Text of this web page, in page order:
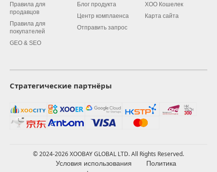
Правила для
продавцов
Правила для
покупателей
GEO & SEO
Блог продукта
Центр комплаенса
Отправить запрос
XOO Кошелек
Карта сайта
Стратегические партнёры
© 2024-2026 XOOBAY GLOBAL LTD. All Rights Reserved.
Условия использования
Политика